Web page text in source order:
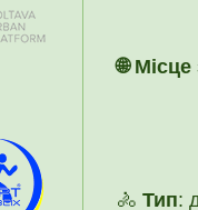
🌐 Місце
🚴 Тип: